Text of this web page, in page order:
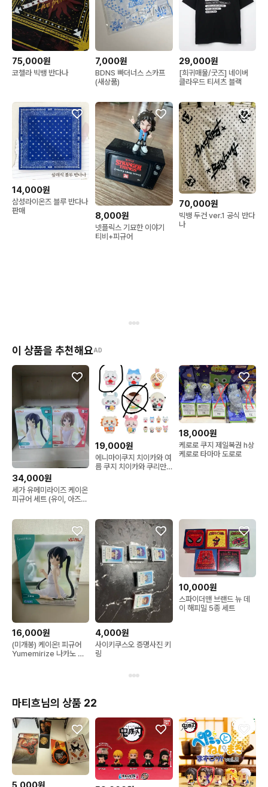
75,000원
코첼라 빅뱅 반다나
7,000원
BDNS 빠더너스 스카프
(새상품)
29,000원
[희귀매물/굿즈] 네이버
클라우드 티셔츠 블랙
14,000원
삼성라이온즈 블루 반다나
판매
8,000원
넷플릭스 기묘한 이야기
티비+피규어
70,000원
빅뱅 두건 ver.1 공식 반다
나
이 상품을 추천해요AD
34,000원
세가 유메미라이즈 케이온
피규어 세트 (유이, 아즈
19,000원
에니마이쿠지 치이카와 여
름 쿠지 치이카와 쿠리만
18,000원
케로로 쿠지 제일복권 h상
케로로 타마마 도로로
16,000원
(미개봉) 케이온! 피규어
Yumemirize 나카노 아
4,000원
사이키쿠스오 증명사진 키
링
10,000원
스파이더맨 브랜드 뉴 데
이 해피밀 5종 세트
마티흐님의 상품 22